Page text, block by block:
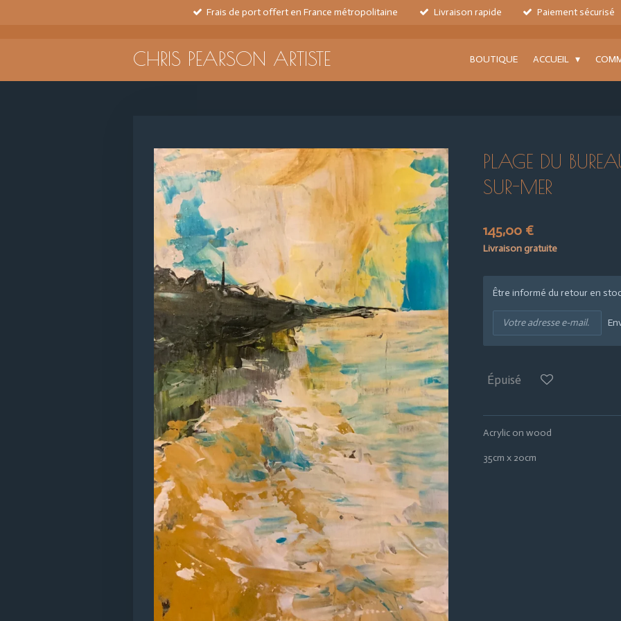
Frais de port offert en France métropolitaine Livraison rapide Paiement sécurisé
CHRIS PEARSON ARTISTE BOUTIQUE ACCUEIL
PLAGE DU
SUR-MER
145,00 €
Livraison gratuite
Être informé du retour en
Épuisé
Acrylic on wood
35cm x 20cm